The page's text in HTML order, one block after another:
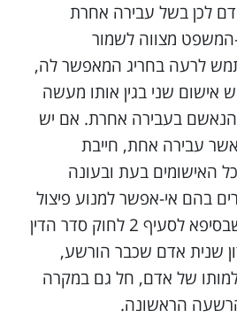
לכן בשל עבירה אחרת
מצווה לשמור
לרעה בחריג המאפשר לה,
אישום שני בגין אותו מעשה
בעבירה אחרת. אם יש
עבירה אחת, חייבת
האישומים בעת ובעונה
בהם אי-אפשר למנוע פיצול
של אישומים. הסייג שבסיפא לסעיף 2 לחוק סדר הדין
שנית אדם שכבר הורשע,
של אדם, חל גם במקרה
הראשונה.